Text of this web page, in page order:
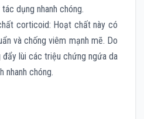
dụng nhanh chóng.
corticoid: Hoạt chất này có
và chống viêm mạnh mẽ. Do
đẩy lùi các triệu chứng ngứa da
nhanh chóng.